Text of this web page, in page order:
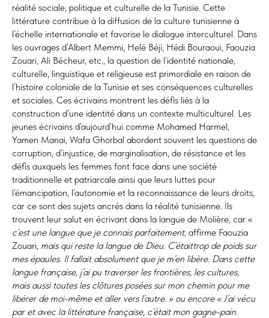
réalité sociale, politique et culturelle de la Tunisie. Cette
littérature contribue à la diffusion de la culture tunisienne à
l’échelle internationale et favorise le dialogue interculturel. Dans
les ouvrages d’Albert Memmi, Helé Béji, Hédi Bouraoui, Faouzia
Zouari, Ali Bécheur, etc., la question de l’identité nationale,
culturelle, linguistique et religieuse est primordiale en raison de
l’histoire coloniale de la Tunisie et ses conséquences culturelles
et sociales. Ces écrivains montrent les défis liés à la
construction d’une identité dans un contexte multiculturel. Les
jeunes écrivains d’aujourd’hui comme Mohamed Harmel,
Yamen Manai, Wafa Ghorbal abordent souvent les questions de
corruption, d’injustice, de marginalisation, de résistance et les
défis auxquels les femmes font face dans une société
traditionnelle et patriarcale ainsi que leurs luttes pour
l’émancipation, l’autonomie et la reconnaissance de leurs droits,
car ce sont des sujets ancrés dans la réalité tunisienne. Ils
trouvent leur salut en écrivant dans la langue de Molière, car «
c’est une langue que je connais parfaitement, affirme Faouzia
Zouari, mais qui reste la langue de Dieu. C’étaittrop de poids sur
mes épaules. Il fallait absolument que je m’en libère. Dans cette
langue française, j’ai pu traverser les frontières, les cultures,
mais aussi toutes les clôtures posées sur mon chemin pour me
libérer de moi-même et aller vers l’autre. » ou encore « J’ai vécu
par et avec la littérature française, c’était mon gagne-pain.